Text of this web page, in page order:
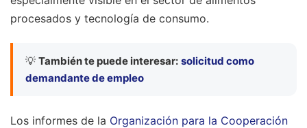
procesados y tecnología de consumo.
💡 También te puede interesar: solicitud como
demandante de empleo
Los informes de la Organización para la Cooperación